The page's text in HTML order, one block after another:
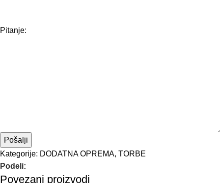
Pitanje:
Kategorije: DODATNA OPREMA, TORBE
Podeli:
Povezani proizvodi